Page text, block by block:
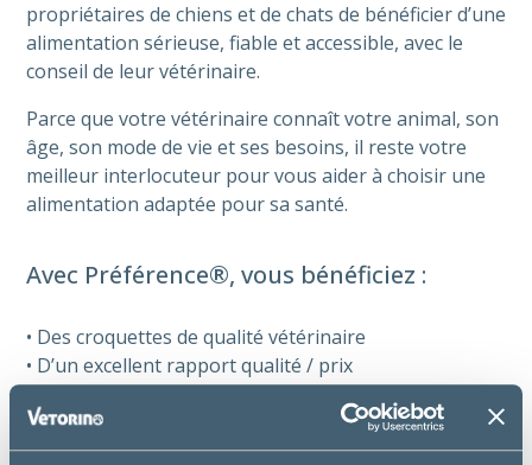
propriétaires de chiens et de chats de bénéficier d’une
alimentation sérieuse, fiable et accessible, avec le
conseil de leur vétérinaire.
Parce que votre vétérinaire connaît votre animal, son
âge, son mode de vie et ses besoins, il reste votre
meilleur interlocuteur pour vous aider à choisir une
alimentation adaptée pour sa santé.
Avec Préférence®, vous bénéficiez :
• Des croquettes de qualité vétérinaire
• D’un excellent rapport qualité / prix
• D’une fabrication française
• De grands conditionnements pour optimiser le prix
au kilo